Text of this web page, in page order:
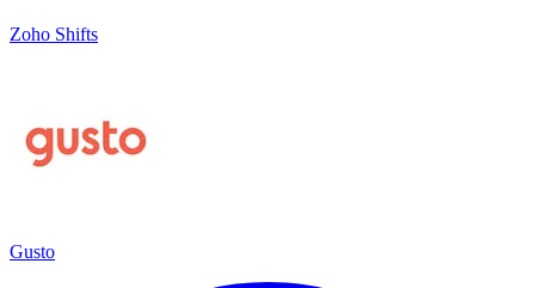
Zoho Shifts
Gusto